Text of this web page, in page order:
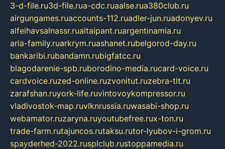
3-d-file.ru3d-file.rua-cdc.ruaalse.rua380club.ru
airgungames.ruaccounts-112.ruadler-jun.ruadonyev.ru
alfeihavsalnassr.rualtaipant.ruargentinamia.ru
aria-family.ruarkrym.ruashanet.rubelgorod-day.ru
bankaribi.rubandamn.rubigfatcc.ru
blagodarenie-spb.ruborodino-media.rucard-voice.ru
cardvoice.ruzed-online.ruzvonitut.ruzebra-tlt.ru
zarafshan.ruyork-life.ruvintovoykompressor.ru
vladivostok-map.ruvlknrussia.ruwasabi-shop.ru
webamator.ruzaryna.ruyoutubefree.rux-ton.ru
trade-farm.rutajuncos.rutaksu.rutor-lyubov-i-grom.ru
spayderhed-2022.rusplclub.rustoppamedia.ru